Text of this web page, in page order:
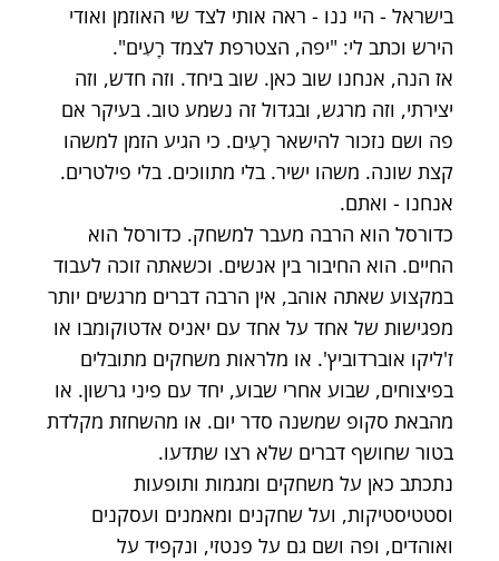
בישראל - היי ננו - ראה אותי לצד שי האוזמן ואודי
הירש וכתב לי: "יפה, הצטרפת לצמד רָעִים".
אז הנה, אנחנו שוב כאן. שוב ביחד. וזה חדש, וזה
יצירתי, וזה מרגש, ובגדול זה נשמע טוב. בעיקר אם
פה ושם נזכור להישאר רָעִים. כי הגיע הזמן למשהו
קצת שונה. משהו ישיר. בלי מתווכים. בלי פילטרים.
אנחנו - ואתם.
כדורסל הוא הרבה מעבר למשחק. כדורסל הוא
החיים. הוא החיבור בין אנשים. וכשאתה זוכה לעבוד
במקצוע שאתה אוהב, אין הרבה דברים מרגשים יותר
מפגישות של אחד על אחד עם יאניס אדטוקומבו או
ז'ליקו אוברדוביץ'. או מלראות משחקים מתובלים
בפיצוחים, שבוע אחרי שבוע, יחד עם פיני גרשון. או
מהבאת סקופ שמשנה סדר יום. או מהשחזת מקלדת
בטור שחושף דברים שלא רצו שתדעו.
נתכתב כאן על משחקים ומגמות ותופעות
וסטטיסטיקות, ועל שחקנים ומאמנים ועסקנים
ואוהדים, ופה ושם גם על פנטזי, ונקפיד על